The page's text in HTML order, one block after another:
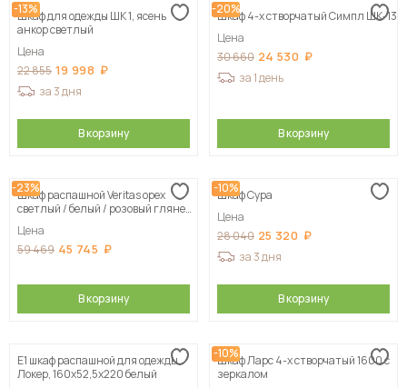
-13%
Шкаф для одежды ШК 1, ясень
анкор светлый
Цена
22 855 19 998
за 3 дня
В корзину
-20%
Шкаф 4-х створчатый Симпл ШК-13
Цена
30 660 24 530
за 1 день
В корзину
-23%
Шкаф распашной Veritas орех
светлый / белый / розовый глянец
Цена
59 469 45 745
В корзину
-10%
Шкаф Сура
Цена
28 040 25 320
за 3 дня
В корзину
Е1 шкаф распашной для одежды
Локер, 160х52,5х220 белый
-10%
Шкаф Ларс 4-х створчатый 1600 с
зеркалом